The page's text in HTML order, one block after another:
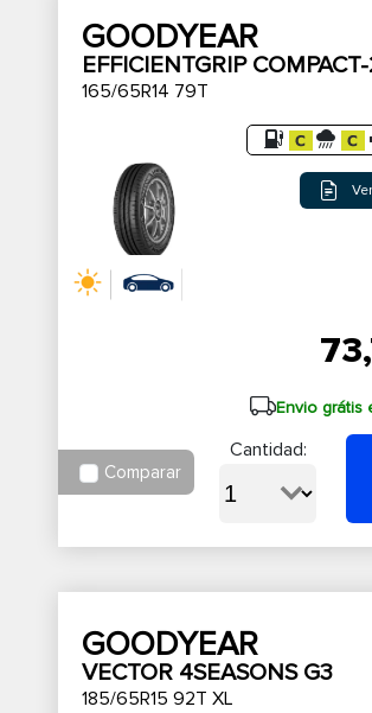
GOODYEAR
EFFICIENTGRIP
165/65R14 79T
Envio grátis
Comparar
Cantidad:
GOODYEAR
VECTOR 4SEASONS G3
185/65R15 92T XL